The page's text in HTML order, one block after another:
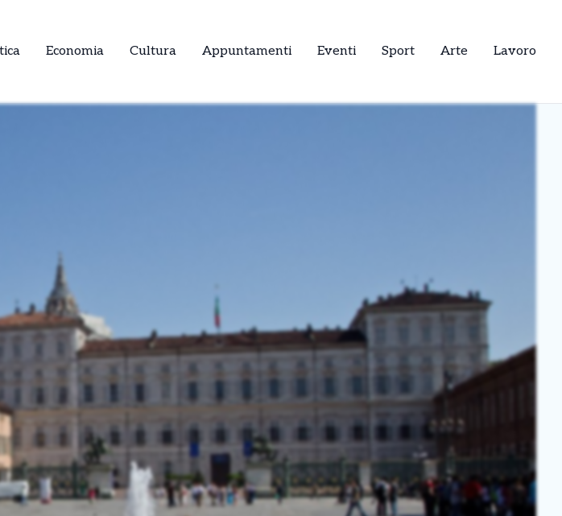
Economia Cultura Appuntamenti Eventi Sport Arte Lavoro